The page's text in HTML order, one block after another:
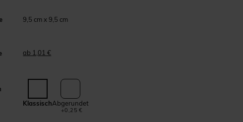
9,5 cm x 9,5 cm
ab 1,01 €
KlassischAbgerundet
+0,25 €